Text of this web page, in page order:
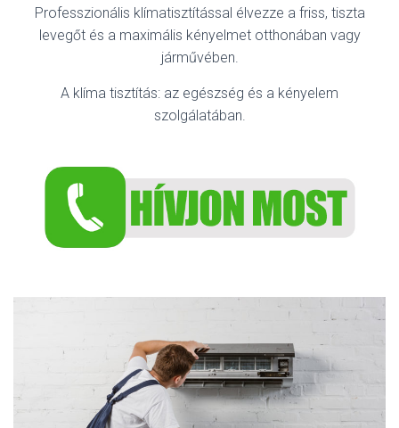
Professzionális klímatisztítással élvezze a friss, tiszta
levegőt és a maximális kényelmet otthonában vagy
járművében.
A klíma tisztítás: az egészség és a kényelem
szolgálatában.